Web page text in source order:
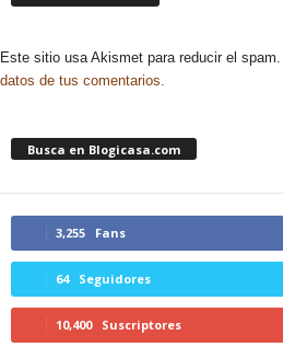
Este sitio usa Akismet para reducir el spam.
datos de tus comentarios.
Busca en Blogicasa.com
3,255 Fans
64 Seguidores
10,400 Suscriptores